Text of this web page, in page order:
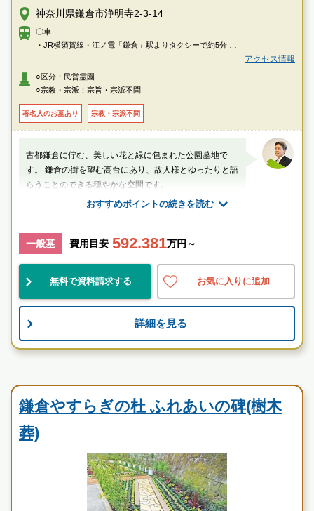
神奈川県鎌倉市浄明寺2-3-14
〇車
・JR横須賀線・江ノ電「鎌倉」駅よりタクシーで約5分
〇徒歩
・鎌倉駅東口5番バス停で「鎌23・鎌24・鎌36」ご乗車「杉本観音」バス
アクセス情報
○区分：民営霊園
○宗教・宗派：宗旨・宗派不問
著名人のお墓あり 宗教・宗派不問
おすすめポイントの続きを読む
古都鎌倉に佇む、美しい花と緑に包まれた公園墓地で
す。 鎌倉の街を望む高台にあり、故人様とゆったりと語
らうことのできる穏やかな空間です。
厚生労働省認定 葬祭ディレクター技能審査
1級葬祭ディレクター 田中（業界歴15年）
神奈川県
景観良 自然豊 宗教不問
鎌倉の地で、薔薇に包まれ眠るやすらぎ。 優雅に、美し
く佇む、永代供養墓。
霊園墓地のプロフェッショナルが無料でご案内いたしま
鎌倉やすらぎの杜 ふれあいの碑の特徴
一般墓 費用目安 592.381万円～
無料で資料請求する お気に入りに追加
詳細を見る
鎌倉やすらぎの杜 ふれあいの碑(樹木
葬)